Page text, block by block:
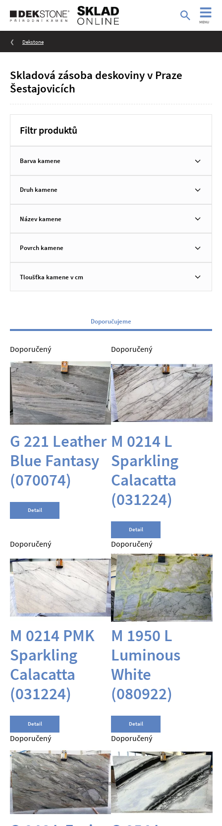
MENU
Dekstone
Skladová zásoba deskoviny v Praze
Šestajovicích
Filtr produktů
Barva kamene
Druh kamene
Název kamene
Povrch kamene
Tloušťka kamene v cm
Doporučujeme
Doporučený
G 221 Leather
Blue Fantasy
(070074)
Detail
Doporučený
M 0214 L
Sparkling
Calacatta
(031224)
Detail
Doporučený
M 0214 PMK
Sparkling
Calacatta
(031224)
Detail
Doporučený
M 1950 L
Luminous
White
(080922)
Detail
Doporučený Doporučený